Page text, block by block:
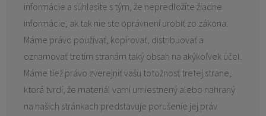
informácie a súhlasíte s tým, že nepredložíte žiadne
informácie, ak tak nie ste oprávnení urobiť zo zákona.
Máme právo používať, kopírovať, distribuovať a
oznamovať tretím stranám taký obsah na akýkoľvek účel.
Máme tiež právo zverejniť vašu totožnosť tretej strane,
ktorá tvrdí, že materiál vami umiestnený alebo nahraný
na našich stránkach predstavuje porušenie jej práv